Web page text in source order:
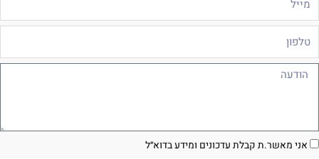
אני מאשר.ת קבלת עדכונים ומידע בדוא״ל